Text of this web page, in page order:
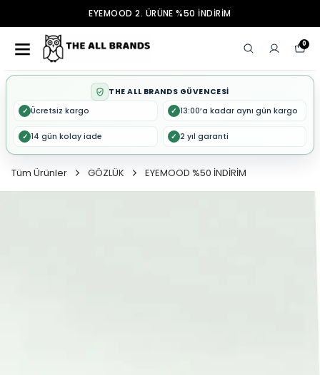
EYEMOOD 2. ÜRÜNE %50 İNDİRİM
0
THE ALL BRANDS GÜVENCESİ
✓ Ücretsiz kargo ✓ 13:00’a kadar aynı gün kargo
✓ 14 gün kolay iade ✓ 2 yıl garanti
Tüm Ürünler GÖZLÜK EYEMOOD %50 İNDİRİM